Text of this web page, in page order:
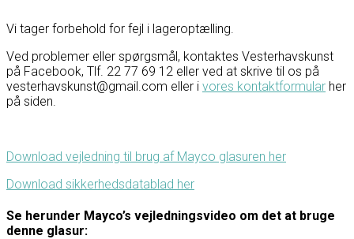
Vi tager forbehold for fejl i lageroptælling.
Ved problemer eller spørgsmål, kontaktes Vesterhavskunst
på Facebook, Tlf. 22 77 69 12 eller ved at skrive til os på
vesterhavskunst@gmail.com eller i vores kontaktformular her
på siden.
Download vejledning til brug af Mayco glasuren her
Download sikkerhedsdatablad her
Se herunder Mayco’s vejledningsvideo om det at bruge
denne glasur: